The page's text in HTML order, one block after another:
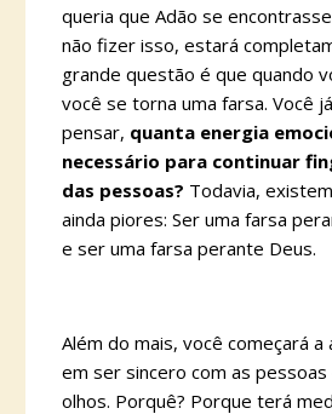
queria que Adão se
não fizer isso, estará
grande questão é que quando
você se torna uma farsa. Você
pensar, quanta energia
necessário para continuar
das pessoas? Todavia,
ainda piores: Ser uma farsa
e ser uma farsa perante Deus.
Além do mais, você começará a
em ser sincero com as pessoas
olhos. Porquê? Porque terá